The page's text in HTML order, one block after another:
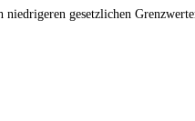
niedrigeren gesetzlichen